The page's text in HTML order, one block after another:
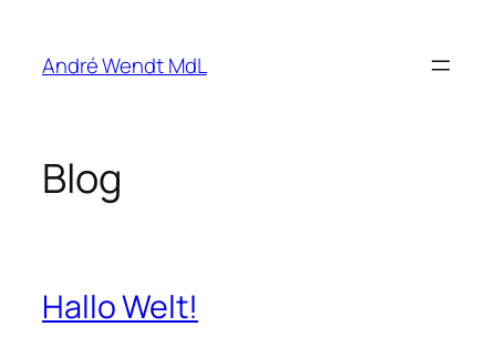
springen
André Wendt MdL
Blog
Hallo Welt!